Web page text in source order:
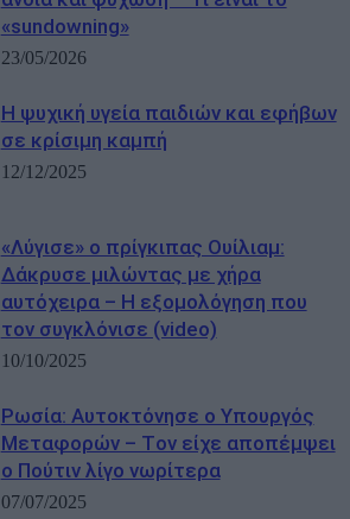
«sundowning»
23/05/2026
Η ψυχική υγεία παιδιών και εφήβων
σε κρίσιμη καμπή
12/12/2025
«Λύγισε» ο πρίγκιπας Ουίλιαμ:
Δάκρυσε μιλώντας με χήρα
αυτόχειρα – Η εξομολόγηση που
τον συγκλόνισε (video)
10/10/2025
Ρωσία: Αυτοκτόνησε ο Υπουργός
Μεταφορών – Tον είχε αποπέμψει
ο Πούτιν λίγο νωρίτερα
07/07/2025